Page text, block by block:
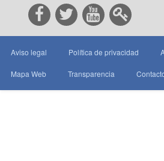
Aviso legal Política de privacidad
Mapa Web Transparencia